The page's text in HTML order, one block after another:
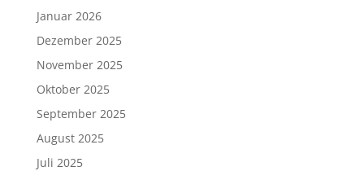
Januar 2026
Dezember 2025
November 2025
Oktober 2025
September 2025
August 2025
Juli 2025